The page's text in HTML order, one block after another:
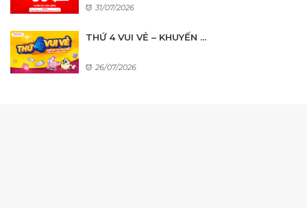
31/07/2026
THỨ 4 VUI VẺ – KHUYẾN ...
26/07/2026